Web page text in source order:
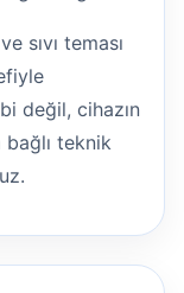
sıvı teması
değil, cihazın
teknik